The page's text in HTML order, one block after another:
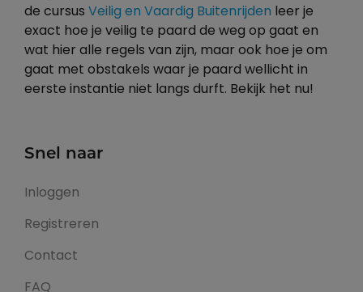
de cursus Veilig en Vaardig Buitenrijden leer je
exact hoe je veilig te paard de weg op gaat en
wat hier alle regels van zijn, maar ook hoe je om
gaat met obstakels waar je paard wellicht in
eerste instantie niet langs durft. Bekijk het nu!
Snel naar
Inloggen
Registreren
Contact
FAQ